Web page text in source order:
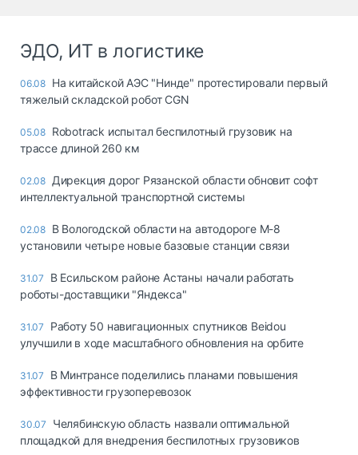
ЭДО, ИТ в логистике
06.08 На китайской АЭС "Нинде" протестировали первый
тяжелый складской робот CGN
05.08 Robotrack испытал беспилотный грузовик на
трассе длиной 260 км
02.08 Дирекция дорог Рязанской области обновит софт
интеллектуальной транспортной системы
02.08 В Вологодской области на автодороге М-8
установили четыре новые базовые станции связи
31.07
В Есильском районе Астаны начали работать
роботы-доставщики "Яндекса"
31.07
Работу 50 навигационных спутников Beidou
улучшили в ходе масштабного обновления на орбите
31.07
В Минтрансе поделились планами повышения
эффективности грузоперевозок
30.07
Челябинскую область назвали оптимальной
площадкой для внедрения беспилотных грузовиков